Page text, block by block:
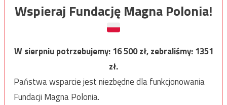
Wspieraj Fundację Magna Polonia!
W sierpniu potrzebujemy:16 500zł, zebraliśmy:1351
zł.
Państwa wsparcie jest niezbędne dla funkcjonowania
Fundacji Magna Polonia.